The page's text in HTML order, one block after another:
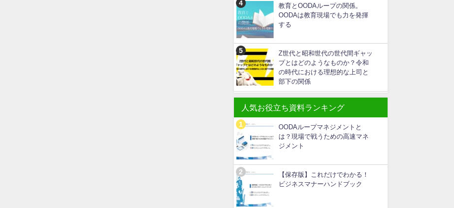
教育とOODAループの関係。
OODAは教育現場でも力を発揮
する
Z世代と昭和世代の世代間ギャッ
プとはどのようなものか？令和
の時代における理想的な上司と
部下の関係
人気お役立ち資料ランキング
OODAループマネジメントと
は？現場で戦うための高速マネ
ジメント
【保存版】これだけでわかる！
ビジネスマナーハンドブック